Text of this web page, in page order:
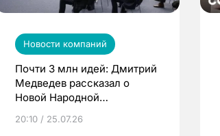
Новости компаний
Почти 3 млн идей: Дмитрий
Медведев рассказал о
Новой Народной
20:10 / 25.07.26